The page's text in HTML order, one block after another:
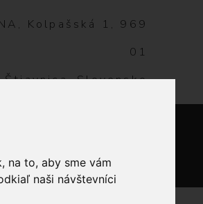
na to, aby sme vám
naši návštevníci
Kolpašská 1, 969
01
Štiavnica, Slovensko